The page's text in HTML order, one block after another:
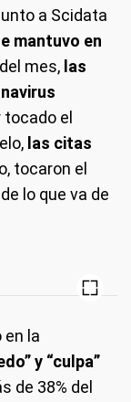
a Scidata
mantuvo en
mes, las
tocado el
las citas
tocaron el
lo que va de
la
y “culpa”
de 38% del